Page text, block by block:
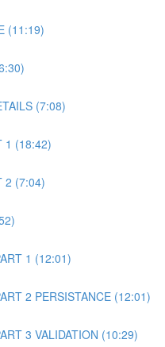
(11:19)
(7:08)
1 (18:42)
2 (7:04)
1 (12:01)
2 PERSISTANCE (12:01)
3 VALIDATION (10:29)